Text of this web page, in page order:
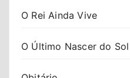
O Rei Ainda Vive
O Último Nascer do Sol